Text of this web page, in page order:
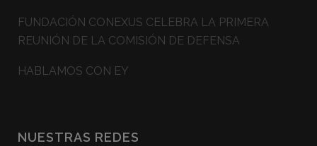
FUNDACIÓN CONEXUS CELEBRA LA PRIMERA
REUNIÓN DE LA COMISIÓN DE DEFENSA
HABLAMOS CON EY
NUESTRAS REDES